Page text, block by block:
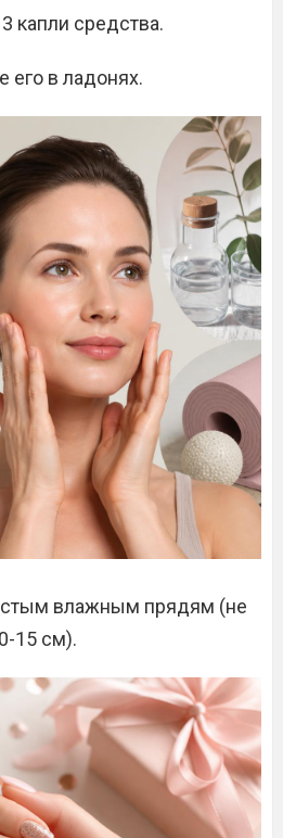
капли средства.
его в ладонях.
влажным прядям (не
15 см).